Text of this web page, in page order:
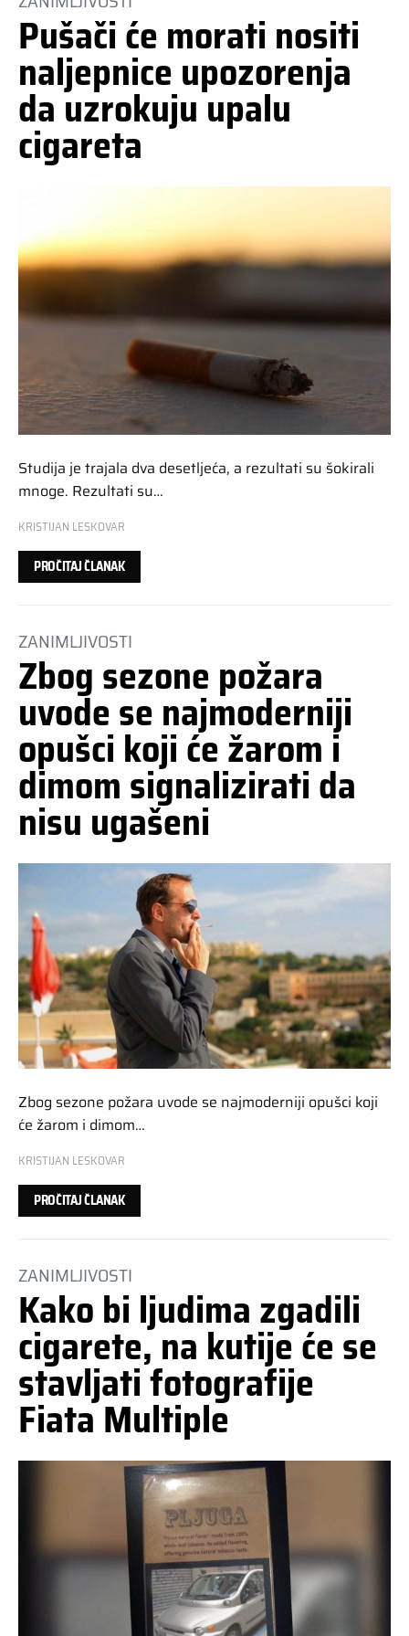
Pušači će morati nositi
naljepnice upozorenja
da uzrokuju upalu
cigareta
Studija je trajala dva desetljeća, a rezultati su šokirali
mnoge. Rezultati su…
KRISTIJAN LESKOVAR
PROČITAJ ČLANAK
ZANIMLJIVOSTI
Zbog sezone požara
uvode se najmoderniji
opušci koji će žarom i
dimom signalizirati da
nisu ugašeni
Zbog sezone požara uvode se najmoderniji opušci koji
će žarom i dimom…
KRISTIJAN LESKOVAR
PROČITAJ ČLANAK
ZANIMLJIVOSTI
Kako bi ljudima zgadili
cigarete, na kutije će se
stavljati fotografije
Fiata Multiple